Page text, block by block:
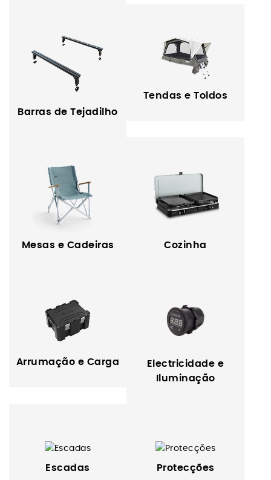
Barras de Tejadilho
Tendas e Toldos
Mesas e Cadeiras Cozinha
Arrumação e Carga
Electricidade e
Iluminação
Escadas Protecções